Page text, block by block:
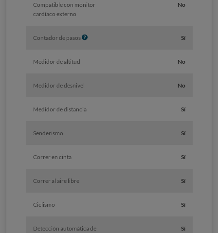
Compatible con monitor
cardíaco externo
No
Contador de pasosI
Sí
Medidor de altitud No
Medidor de desnivel No
Medidor de distancia Sí
Senderismo Sí
Correr en cinta Sí
Correr al aire libre Sí
Ciclismo Sí
Detección automática de
Sí